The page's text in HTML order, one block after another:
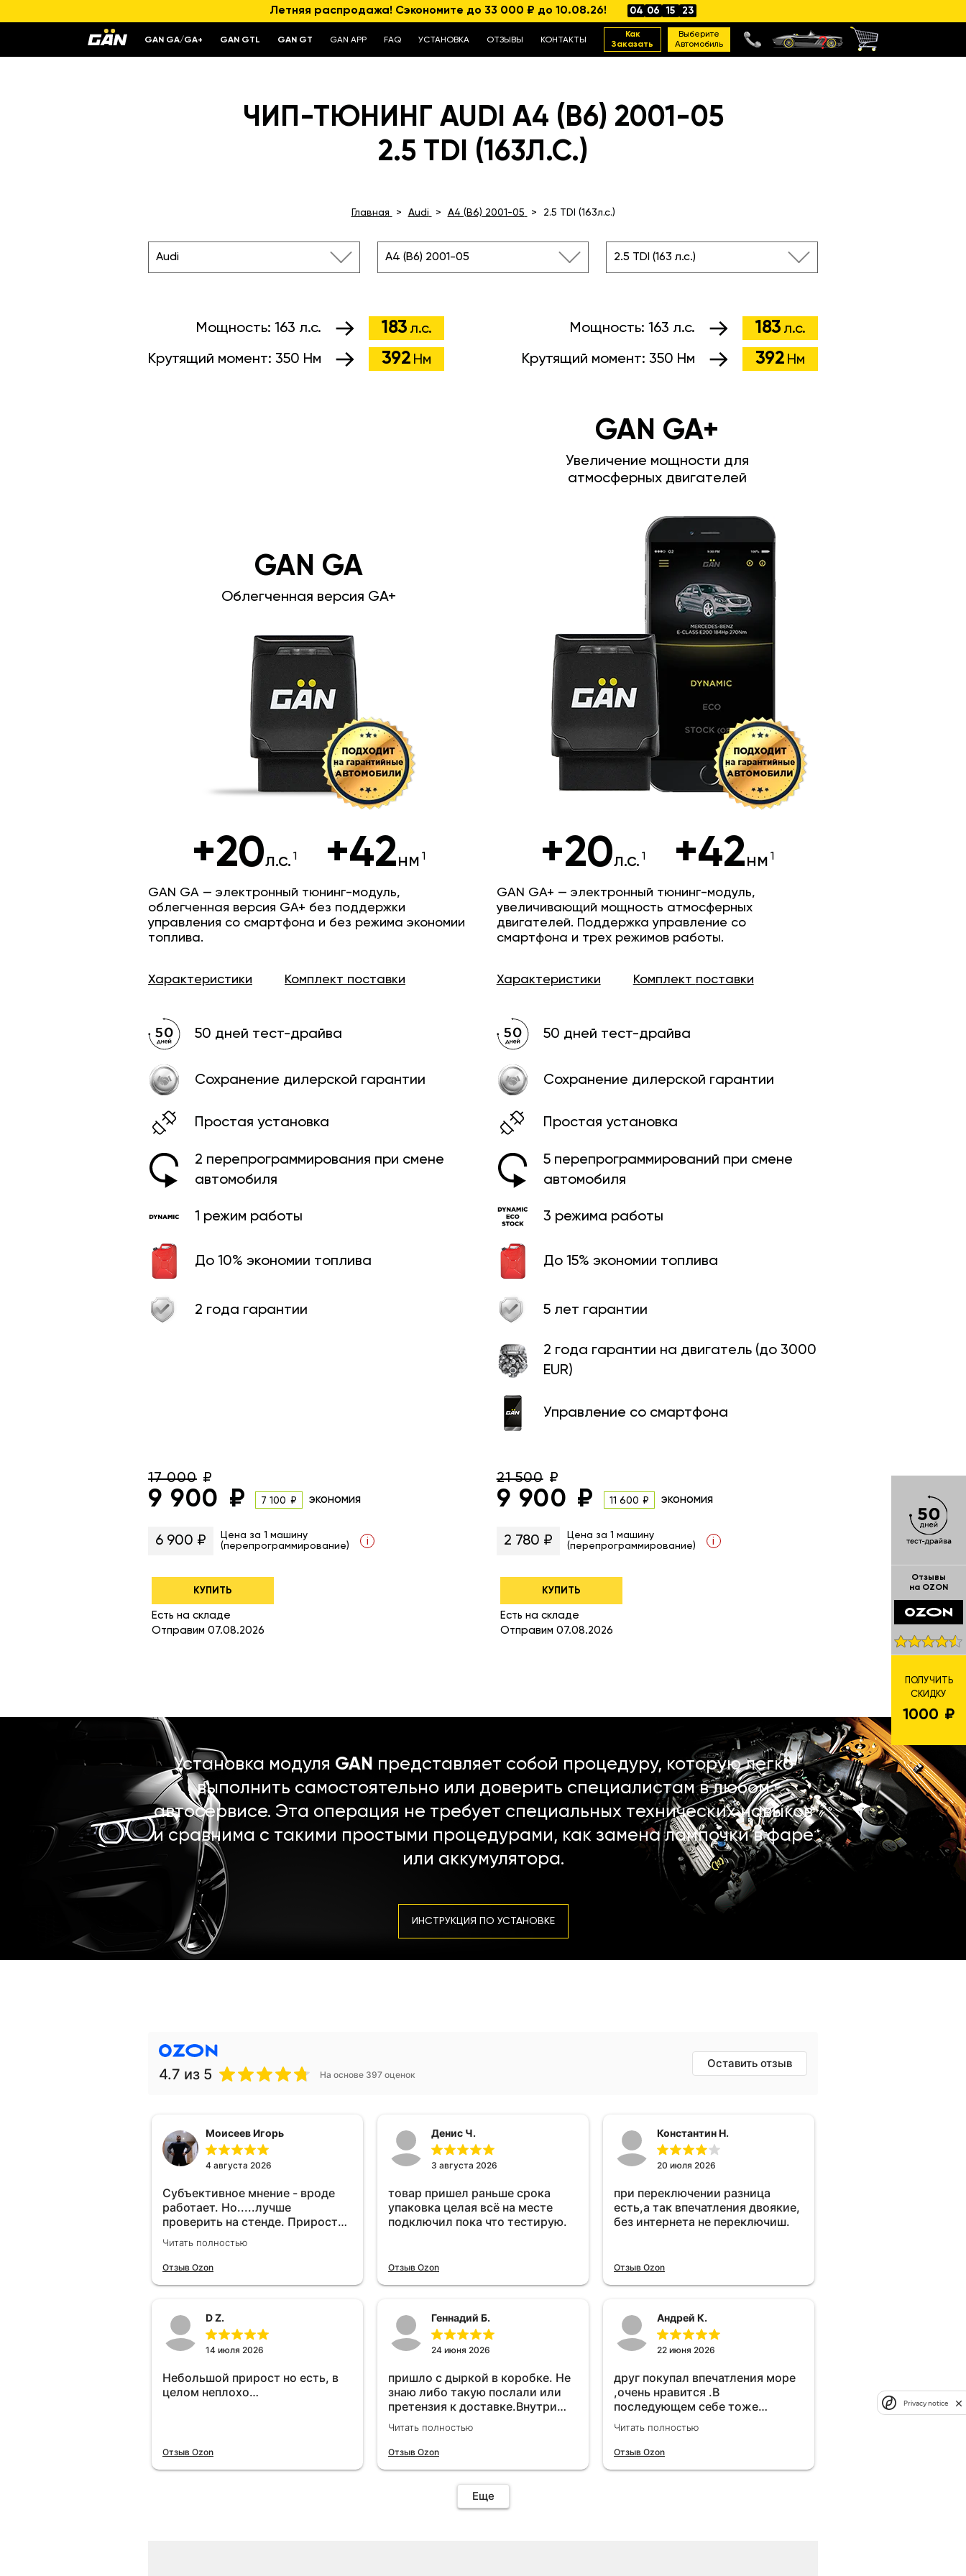
Летняя распродажа! Сэкономите до 33 000 ₽ до 10.08.26! 04 06 15 22
GAN GA/GA+ GAN GTL GAN GT GAN APP FAQ УСТАНОВКА ОТЗЫВЫ КОНТАКТЫ
Как
Заказать
Выберите
Автомобиль
ЧИП-ТЮНИНГ AUDI A4 (B6) 2001-05
2.5 TDI (163Л.С.)
Главная Audi A4 (B6) 2001-05 2.5 TDI (163л.с.)
Audi A4 (B6) 2001-05 2.5 TDI (163 л.с.)
Мощность: 163 л.с. 183 л.с.
Крутящий момент: 350 Нм 392 Нм
Мощность: 163 л.с. 183 л.с.
Крутящий момент: 350 Нм 392 Нм
GAN GA+
Увеличение мощности для
атмосферных двигателей
+20л.с. +42нм
GAN GA+ — электронный тюнинг-модуль,
увеличивающий мощность атмосферных
двигателей. Поддержка управление со
смартфона и трех режимов работы.
Характеристики Комплект поставки
50 дней тест-драйва
Сохранение дилерской гарантии
Простая установка
5 перепрограмми­рований при смене
автомобиля
3 режима работы
До 15% экономии топлива
5 лет гарантии
2 года гарантии на двигатель (до 3000
EUR)
Управление со смартфона
21 500
9 900 11 600 экономия
2 780 ₽
Цена за 1 машину
(перепрограммирование)
i
КУПИТЬ
Есть на складе
Отправим 07.08.2026
GAN GA
Облегченная версия GA+
+20л.с. +42нм
GAN GA — электронный тюнинг-модуль,
облегченная версия GA+ без поддержки
управления со смартфона и без режима экономии
топлива.
Характеристики Комплект поставки
50 дней тест-драйва
Сохранение дилерской гарантии
Простая установка
2 перепрограмми­рования при смене
автомобиля
1 режим работы
До 10% экономии топлива
2 года гарантии
17 000
9 900 7 100 экономия
6 900 ₽
Цена за 1 машину
(перепрограммирование)
i
КУПИТЬ
Есть на складе
Отправим 07.08.2026
Установка модуля GAN представляет собой процедуру, которую легко
выполнить самостоятельно или доверить специалистам в любом
автосервисе. Эта операция не требует специальных технических навыков
и сравнима с такими простыми процедурами, как замена лампочки в фаре
или аккумулятора.
ИНСТРУКЦИЯ ПО УСТАНОВКЕ
4.7 из 5 На основе 397 оценок
Оставить отзыв
Моисеев Игорь
4 августа 2026
Субъективное мнение - вроде
работает. Но.....лучше
проверить на стенде. Прирост
10-12% "на глаз" уловить очень
сложно. Покатаюсь, потом
отключу и посмотрю, что будет
Читать полностью
Отзыв Ozon
Денис Ч.
3 августа 2026
товар пришел раньше срока
упаковка целая всё на месте
подключил пока что тестирую.
Отзыв Ozon
Константин Н.
20 июля 2026
при переключении разница
есть,а так впечатления двоякие,
без интернета не переключиш.
Отзыв Ozon
D Z.
14 июля 2026
Небольшой прирост но есть, в
целом неплохо…
Отзыв Ozon
Геннадий Б.
24 июня 2026
пришло с дыркой в коробке. Не
знаю либо такую послали или
претензия к доставке.Внутри
вроде всё цело. С первого раза
установить не получается не
знаю может интернет дурит.
отзыв.Дополняю отзыв для
установки необходимо
Читать полностью
Отзыв Ozon
Андрей К.
22 июня 2026
друг покупал впечатления море
,очень нравится .В
последующем себе тоже
приобрел.Реально прибавляет
мощности!
Читать полностью
Отзыв Ozon
Еще
Отзывы
на OZON
ПОЛУЧИТЬ
СКИДКУ
1000
Privacy notice